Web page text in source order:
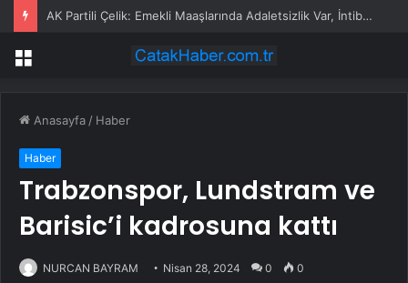
AK Partili Çelik: Emekli Maaşlarında Adaletsizlik Var, İntibak Zorunlu
Menü
Anasayfa / Haber
Haber
Trabzonspor, Lundstram ve
Barisic’i kadrosuna kattı
NURCAN BAYRAM Nisan 28, 2024 0 0